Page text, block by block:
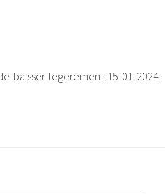
baisser-legerement-15-01-2024-